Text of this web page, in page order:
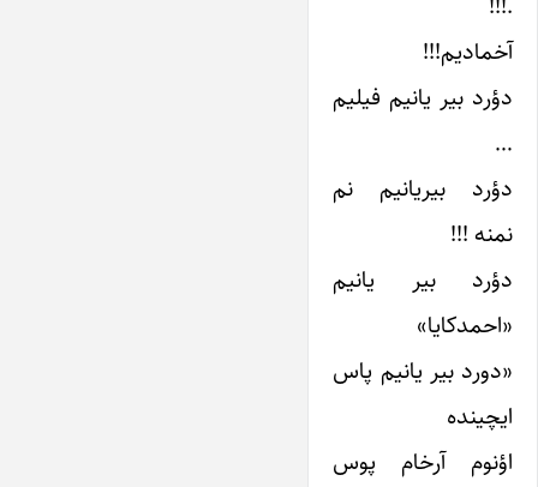
آخمادیم!!!
دؤرد بیر یانیم فیلیم
…
دؤرد بیریانیم نم
نمنه !!!
دؤرد بیر یانیم
«احمدکایا»
«دورد بیر یانیم پاس
ایچینده
اؤنوم آرخام پوس